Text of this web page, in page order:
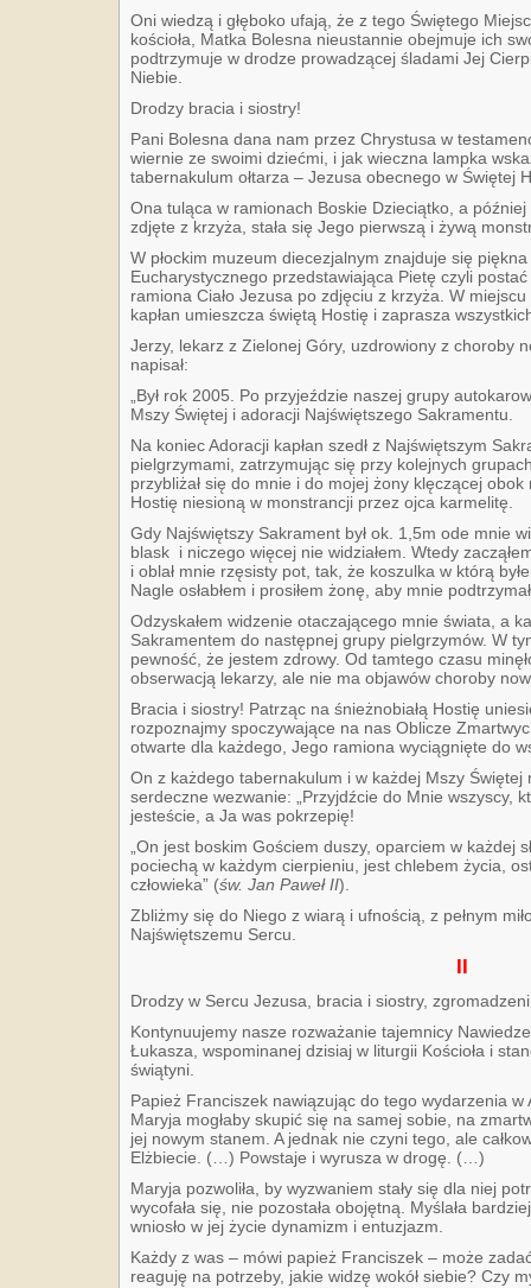
Oni wiedzą i głęboko ufają, że z tego Świętego
kościoła, Matka Bolesna nieustannie obejmuje ich
podtrzymuje w drodze prowadzącej śladami Jej
Niebie.
Drodzy bracia i siostry!
Pani Bolesna dana nam przez Chrystusa w
wiernie ze swoimi dziećmi, i jak wieczna lampka
tabernakulum ołtarza – Jezusa obecnego w Świętej
Ona tuląca w ramionach Boskie Dzieciątko, a
zdjęte z krzyża, stała się Jego pierwszą i żywą
W płockim muzeum diecezjalnym znajduje się
Eucharystycznego przedstawiająca Pietę czyli
ramiona Ciało Jezusa po zdjęciu z krzyża. W
kapłan umieszcza świętą Hostię i zaprasza
Jerzy, lekarz z Zielonej Góry, uzdrowiony z choroby
napisał:
„Był rok 2005. Po przyjeździe naszej grupy
Mszy Świętej i adoracji Najświętszego Sakramentu.
Na koniec Adoracji kapłan szedł z Najświętszym
pielgrzymami, zatrzymując się przy kolejnych grupach
przybliżał się do mnie i do mojej żony klęczącej obok
Hostię niesioną w monstrancji przez ojca karmelitę.
Gdy Najświętszy Sakrament był ok. 1,5m ode mnie
blask i niczego więcej nie widziałem. Wtedy
i oblał mnie rzęsisty pot, tak, że koszulka w którą
Nagle osłabłem i prosiłem żonę, aby mnie
Odzyskałem widzenie otaczającego mnie świata, a
Sakramentem do następnej grupy pielgrzymów. W
pewność, że jestem zdrowy. Od tamtego czasu
obserwacją lekarzy, ale nie ma objawów choroby
Bracia i siostry! Patrząc na śnieżnobiałą Hostię
rozpoznajmy spoczywające na nas Oblicze
otwarte dla każdego, Jego ramiona wyciągnięte do
On z każdego tabernakulum i w każdej Mszy
serdeczne wezwanie: „Przyjdźcie do Mnie wszyscy,
jesteście, a Ja was pokrzepię!
„On jest boskim Gościem duszy, oparciem w każdej
pociechą w każdym cierpieniu, jest chlebem życia,
człowieka” (św. Jan Paweł II).
Zbliżmy się do Niego z wiarą i ufnością, z pełnym
Najświętszemu Sercu.
II
Drodzy w Sercu Jezusa, bracia i siostry,
Kontynuujemy nasze rozważanie tajemnicy
Łukasza, wspominanej dzisiaj w liturgii Kościoła i
świątyni.
Papież Franciszek nawiązując do tego wydarzenia w
Maryja mogłaby skupić się na samej sobie, na
jej nowym stanem. A jednak nie czyni tego, ale
Elżbiecie. (…) Powstaje i wyrusza w drogę. (…)
Maryja pozwoliła, by wyzwaniem stały się dla niej
wycofała się, nie pozostała obojętną. Myślała
wniosło w jej życie dynamizm i entuzjazm.
Każdy z was – mówi papież Franciszek – może
reaguję na potrzeby, jakie widzę wokół siebie? Czy